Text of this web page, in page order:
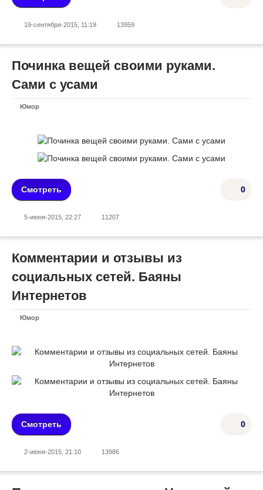
19-сентября-2015, 11:19 13959
Починка вещей своими руками.
Сами с усами
Юмор
0
Смотреть
5-июня-2015, 22:27 11207
Комментарии и отзывы из
социальных сетей. Баяны
Интернетов
Юмор
0
Смотреть
2-июня-2015, 21:10 13986